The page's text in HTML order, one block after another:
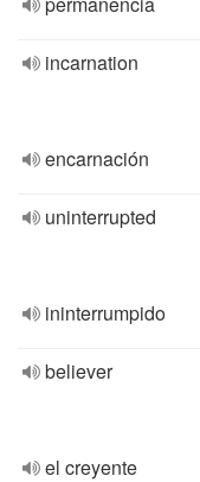
incarnation
encarnación
uninterrupted
ininterrumpido
believer
el creyente